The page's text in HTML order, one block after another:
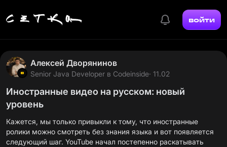
войти
Алексей Дворянинов
Senior Java Developer в Codeinside· 11.02
Иностранные видео на русском: новый
уровень
Кажется, мы только привыкли к тому, что иностранные
ролики можно смотреть без знания языка и вот появляется
следующий шаг. YouTube начал постепенно раскатывать